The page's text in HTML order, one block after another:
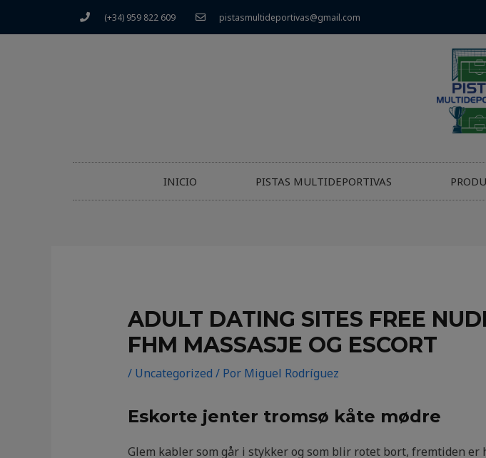
(+34) 959 822 609 pistasmultideportivas@gmail.com
INICIO PISTAS MULTIDEPORTIVAS
ADULT DATING SITES FREE
FHM MASSASJE OG ESCORT
/ Uncategorized / Por Miguel Rodríguez
Eskorte jenter tromsø kåte mødre
Glem kabler som går i stykker og som blir rotet bort, fremtiden er